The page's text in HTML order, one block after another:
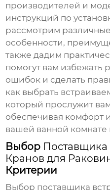
производителей и
инструкций по
рассмотрим
особенности,
также дадим
помогут вам избежать
ошибок и сделать
как выбрать
который прослужит
обеспечивая комфорт
вашей ванной комнате
Выбор
Кранов для
Критерии
Выбор поставщика